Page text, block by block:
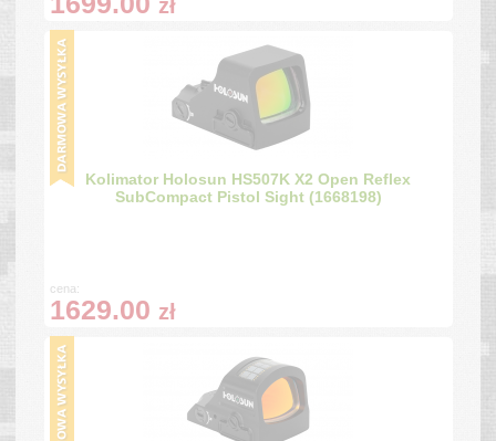
zł
Kolimator Holosun HS507K X2 Open Reflex
SubCompact Pistol Sight (1668198)
cena:
1629.00 zł